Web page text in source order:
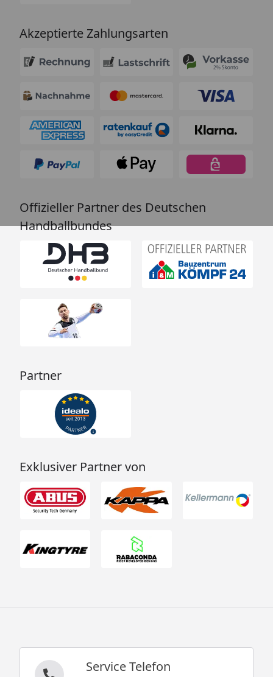
Akzeptierte Zahlungsarten
Offizieller Partner des Deutschen
Handballbundes
Partner
Exklusiver Partner von
Service Telefon